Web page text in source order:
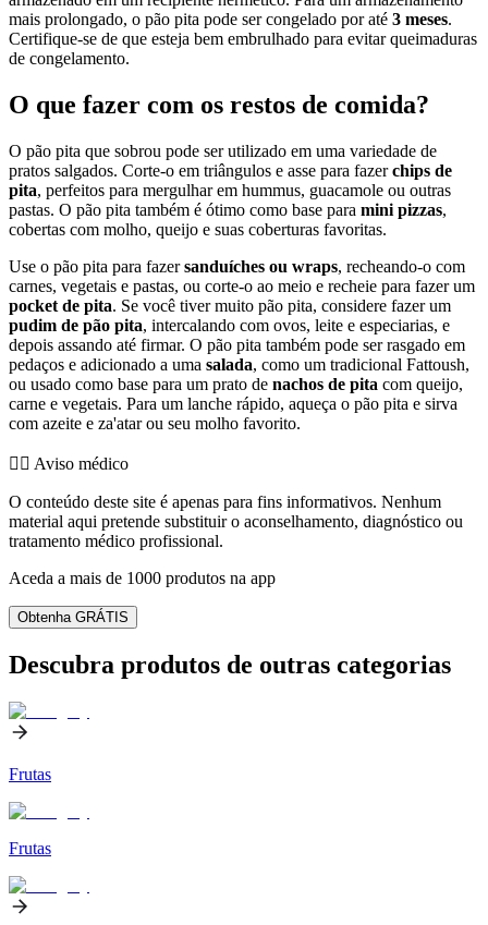
mais prolongado, o pão pita pode ser congelado por até 3 meses.
Certifique-se de que esteja bem embrulhado para evitar queimaduras
de congelamento.
O que fazer com os restos de comida?
O pão pita que sobrou pode ser utilizado em uma variedade de
pratos salgados. Corte-o em triângulos e asse para fazerchips de
pita, perfeitos para mergulhar em hummus, guacamole ou outras
pastas. O pão pita também é ótimo como base para mini pizzas,
cobertas com molho, queijo e suas coberturas favoritas.
Use o pão pita para fazersanduíches ou wraps, recheando-o com
carnes, vegetais e pastas, ou corte-o ao meio e recheie para fazer um
pocket de pita. Se você tiver muito pão pita, considere fazer um
pudim de pão pita, intercalando com ovos, leite e especiarias, e
depois assando até firmar. O pão pita também pode ser rasgado em
pedaços e adicionado a uma salada, como um tradicional Fattoush,
ou usado como base para um prato de nachos de pita com queijo,
carne e vegetais. Para um lanche rápido, aqueça o pão pita e sirva
com azeite e za'atar ou seu molho favorito.
👨‍⚕️️ Aviso médico
O conteúdo deste site é apenas para fins informativos. Nenhum
material aqui pretende substituir o aconselhamento, diagnóstico ou
tratamento médico profissional.
Aceda a mais de 1000 produtos na app
Obtenha GRÁTIS
Descubra produtos de outras categorias
Frutas
Frutas